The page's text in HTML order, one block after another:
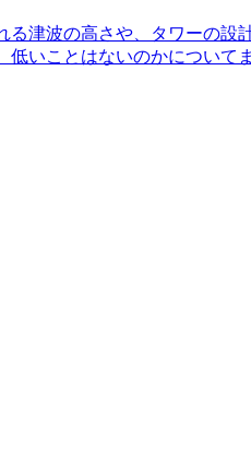
津波の高さや、タワーの設
いことはないのかについて